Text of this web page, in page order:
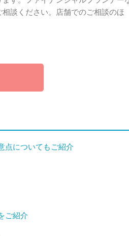
談ください。店舗でのご相談のほ
点についてもご紹介
ご紹介